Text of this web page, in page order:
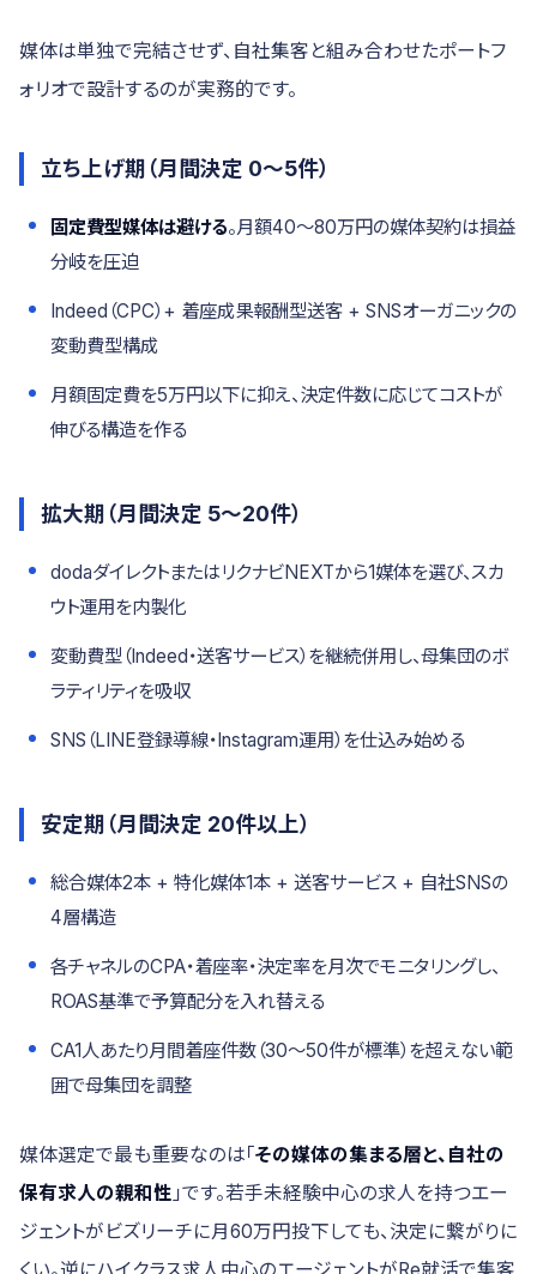
媒体は単独で完結させず、自社集客と組み合わせたポートフ
ォリオで設計するのが実務的です。
立ち上げ期（月間決定 0〜5件）
固定費型媒体は避ける。月額40〜80万円の媒体契約は損益
分岐を圧迫
Indeed（CPC）+ 着座成果報酬型送客 + SNSオーガニックの
変動費型構成
月額固定費を5万円以下に抑え、決定件数に応じてコストが
伸びる構造を作る
拡大期（月間決定 5〜20件）
dodaダイレクトまたはリクナビNEXTから1媒体を選び、スカ
ウト運用を内製化
変動費型（Indeed・送客サービス）を継続併用し、母集団のボ
ラティリティを吸収
SNS（LINE登録導線・Instagram運用）を仕込み始める
安定期（月間決定 20件以上）
総合媒体2本 + 特化媒体1本 + 送客サービス + 自社SNSの
4層構造
各チャネルのCPA・着座率・決定率を月次でモニタリングし、
ROAS基準で予算配分を入れ替える
CA1人あたり月間着座件数（30〜50件が標準）を超えない範
囲で母集団を調整
媒体選定で最も重要なのは「その媒体の集まる層と、自社の
保有求人の親和性 」です。若手未経験中心の求人を持つエー
ジェントがビズリーチに月60万円投下しても、決定に繋がりに